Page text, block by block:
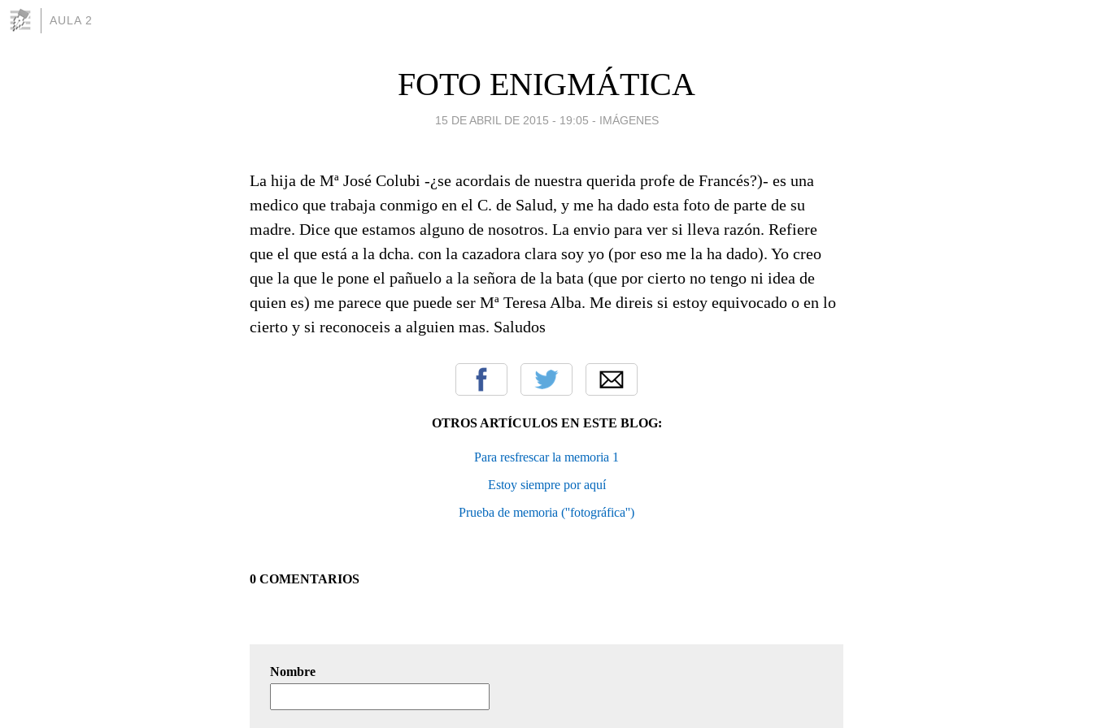
AULA 2
FOTO ENIGMÁTICA
15 DE ABRIL DE 2015 - 19:05 - IMÁGENES
La hija de Mª José Colubi -¿se acordais de nuestra querida profe de Francés?)- es una
medico que trabaja conmigo en el C. de Salud, y me ha dado esta foto de parte de su
madre. Dice que estamos alguno de nosotros. La envio para ver si lleva razón. Refiere
que el que está a la dcha. con la cazadora clara soy yo (por eso me la ha dado). Yo creo
que la que le pone el pañuelo a la señora de la bata (que por cierto no tengo ni idea de
quien es) me parece que puede ser Mª Teresa Alba. Me direis si estoy equivocado o en lo
cierto y si reconoceis a alguien mas. Saludos
OTROS ARTÍCULOS EN ESTE BLOG:
Para resfrescar la memoria 1
Estoy siempre por aquí
Prueba de memoria (''fotográfica'')
0 COMENTARIOS
Nombre